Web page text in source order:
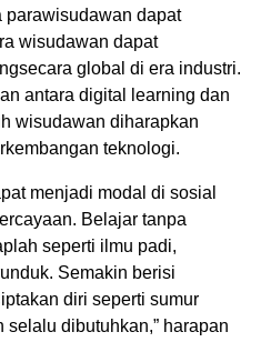
parawisudawan dapat
wisudawan dapat
global di era industri.
antara digital learning dan
wisudawan diharapkan
teknologi.
menjadi modal di sosial
Belajar tanpa
seperti ilmu padi,
Semakin berisi
diri seperti sumur
dibutuhkan,” harapan